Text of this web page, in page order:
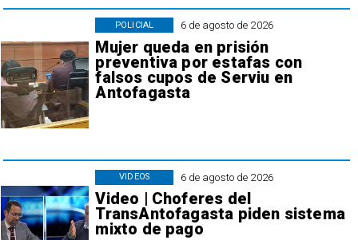
6 de agosto de 2026
Mujer queda en prisión
preventiva por estafas con
falsos cupos de Serviu en
Antofagasta
POLICIAL
6 de agosto de 2026
Video | Choferes del
TransAntofagasta piden sistema
mixto de pago
VIDEOS